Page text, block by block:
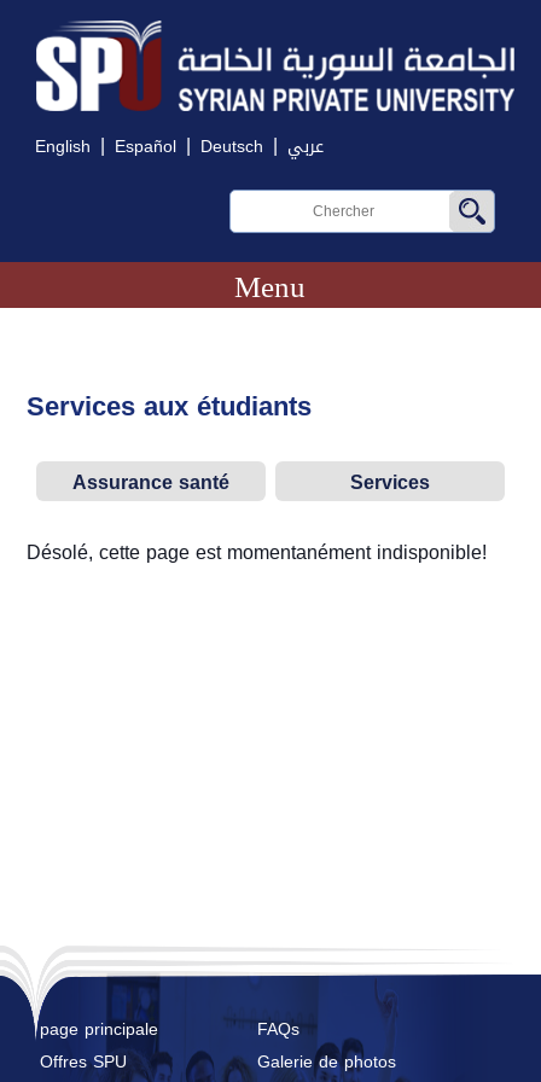
English | Español | Deutsch | عربي
Menu
Services aux étudiants
Assurance santé
Services
Désolé, cette page est momentanément indisponible!
page principale
FAQs
Offres SPU
Galerie de photos